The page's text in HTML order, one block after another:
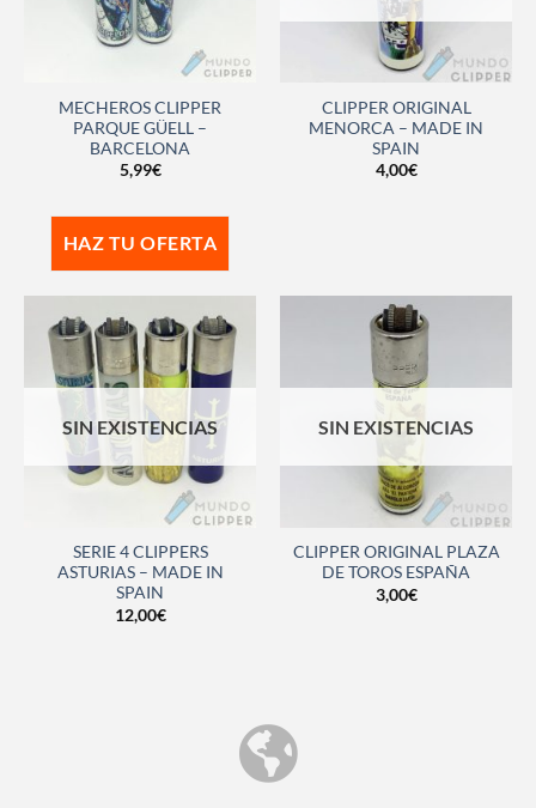
MECHEROS CLIPPER
PARQUE GÜELL –
BARCELONA
5,99€
HAZ TU OFERTA
CLIPPER ORIGINAL
MENORCA – MADE IN
SPAIN
4,00€
SIN EXISTENCIAS
SERIE 4 CLIPPERS
ASTURIAS – MADE IN
SPAIN
12,00€
SIN EXISTENCIAS
CLIPPER ORIGINAL PLAZA
DE TOROS ESPAÑA
3,00€